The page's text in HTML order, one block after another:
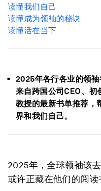
2025年各行各业的领
来自跨国公司CEO、
教授的最新书单推荐，
界和我们自己。
2025年，全球领袖该
或许正藏在他们的阅读
读懂我们自己
读懂成为领袖的秘诀
读懂活在当下